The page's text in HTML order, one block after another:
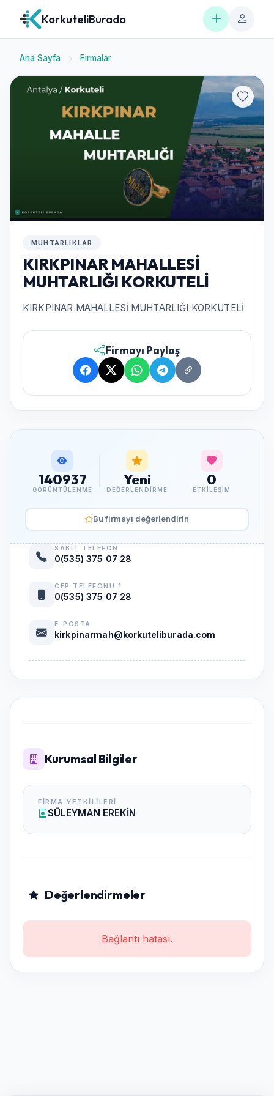
KorkuteliBurada
Ana Sayfa Firmalar
MUHTARLIKLAR
KIRKPINAR MAHALLESİ
MUHTARLIĞI KORKUTELİ
KIRKPINAR MAHALLESİ MUHTARLIĞI KORKUTELİ
Firmayı Paylaş
Kurumsal Bilgiler
FIRMA YETKILILERI
SÜLEYMAN EREKİN
Değerlendirmeler
Bağlantı hatası.
140937
GÖRÜNTÜLENME
Yeni
DEĞERLENDIRME
0
ETKILEŞIM
Bu firmayı değerlendirin
SABIT TELEFON
0(535) 375 07 28
CEP TELEFONU 1
0(535) 375 07 28
E-POSTA
kirkpinarmah@korkuteliburada.com